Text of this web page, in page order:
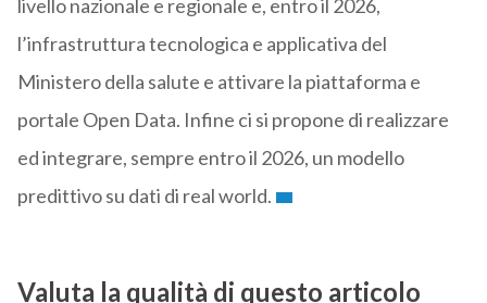
livello nazionale e regionale e, entro il 2026,
l’infrastruttura tecnologica e applicativa del
Ministero della salute e attivare la piattaforma e
portale Open Data. Infine ci si propone di realizzare
ed integrare, sempre entro il 2026, un modello
predittivo su dati di real world.
Valuta la qualità di questo articolo